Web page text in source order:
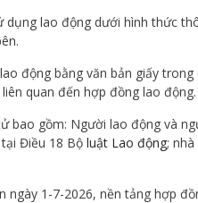
lao động dưới hình thức
động bằng văn bản giấy trong
quan đến hợp đồng lao động.
bao gồm: Người lao động và
Điều 18 Bộ luật Lao động;
ngày 1-7-2026, nền tảng hợp